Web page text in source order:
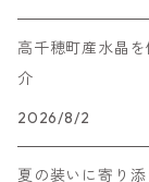
高千穂町産水晶
介
2026/8/2
夏の装いに寄り